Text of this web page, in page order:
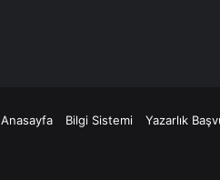
Anasayfa Bilgi Sistemi Yazarlık